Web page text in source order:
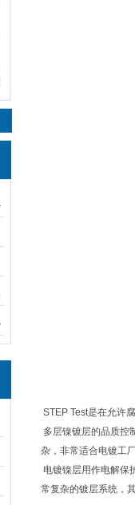
STEP Test是在允许
多层镍镀层的品质控
杂，非常适合电镀工
电镀镍层用作电解保
常复杂的镀层系统，